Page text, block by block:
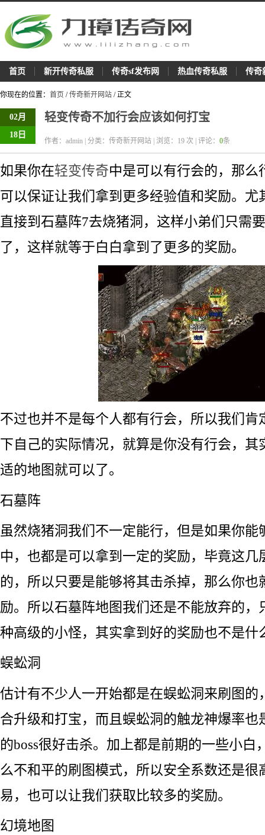
首页 新开传奇私服 传奇sf发布网 热血传奇私服 传奇
你现在的位置： 首页 /传奇新开网站 / 正文
02月
18日
轻变传奇不加行会应该如何打宝
作者：admin | 分类：传奇新开网站 | 浏览： 19 次 | 评论： 0条
如果你在轻变传奇中是可以有行会的，那么
可以保证让我们拿到更多经验值和奖励。尤
直接到石墓阵7去烧猪洞，这样小弟们只需
了，这样就等于白白拿到了更多的奖励。
不过也并不是每个人都有行会，所以我们肯
下自己的实际情况，就算是你没有行会，其
适的地图就可以了。
石墓阵
虽然烧猪洞我们不一定能行，但是如果你能
中，也都是可以拿到一定的奖励，毕竟这几
的，所以只要是能够将其击杀掉，那么你也
励。所以石墓阵地图我们还是不能放弃的，
种高级的小怪，其实拿到好的奖励也不是什
蜈蚣洞
估计有不少人一开始都是在蜈蚣洞来刷图的
合升级和打宝，而且蜈蚣洞的触龙神爆率也
的boss很好击杀。加上都是前期的一些小白
么不和平的刷图模式，所以安全系数还是很
易，也可以让我们获取比较多的奖励。
幻境地图